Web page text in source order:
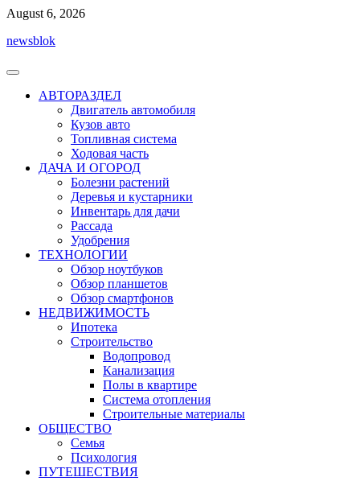
Перейти
содержимому
August 6, 2026
newsblok
АВТОРАЗДЕЛ
Двигатель автомобиля
Кузов авто
Топливная система
Ходовая часть
ДАЧА И ОГОРОД
Болезни растений
Деревья и кустарники
Инвентарь для дачи
Рассада
Удобрения
ТЕХНОЛОГИИ
Обзор ноутбуков
Обзор планшетов
Обзор смартфонов
НЕДВИЖИМОСТЬ
Ипотека
Строительство
Водопровод
Канализация
Полы в квартире
Система отопления
Строительные материалы
ОБЩЕСТВО
Семья
Психология
ПУТЕШЕСТВИЯ